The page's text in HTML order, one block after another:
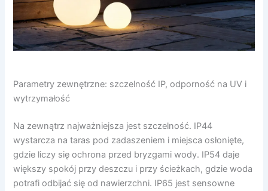
Parametry zewnętrzne: szczelność IP, odporność na UV i
wytrzymałość
Na zewnątrz najważniejsza jest szczelność. IP44
wystarcza na taras pod zadaszeniem i miejsca osłonięte,
gdzie liczy się ochrona przed bryzgami wody. IP54 daje
większy spokój przy deszczu i przy ścieżkach, gdzie woda
potrafi odbijać się od nawierzchni. IP65 jest sensowne